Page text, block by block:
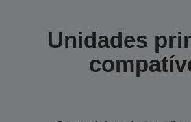
Unidades